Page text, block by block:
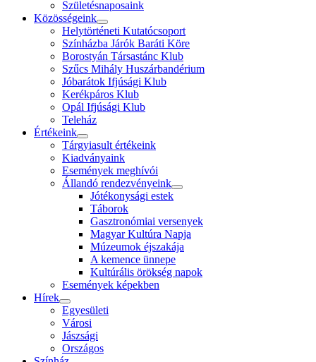
Születésnaposaink
Közösségeink
Helytörténeti Kutatócsoport
Színházba Járók Baráti Köre
Borostyán Társastánc Klub
Szűcs Mihály Huszárbandérium
Jóbarátok Ifjúsági Klub
Kerékpáros Klub
Opál Ifjúsági Klub
Teleház
Értékeink
Tárgyiasult értékeink
Kiadványaink
Események meghívói
Állandó rendezvényeink
Jótékonysági estek
Táborok
Gasztronómiai versenyek
Magyar Kultúra Napja
Múzeumok éjszakája
A kemence ünnepe
Kultúrális örökség napok
Események képekben
Hírek
Egyesületi
Városi
Jászsági
Országos